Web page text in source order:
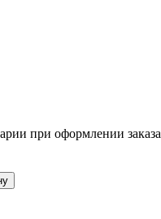
при оформлении заказа